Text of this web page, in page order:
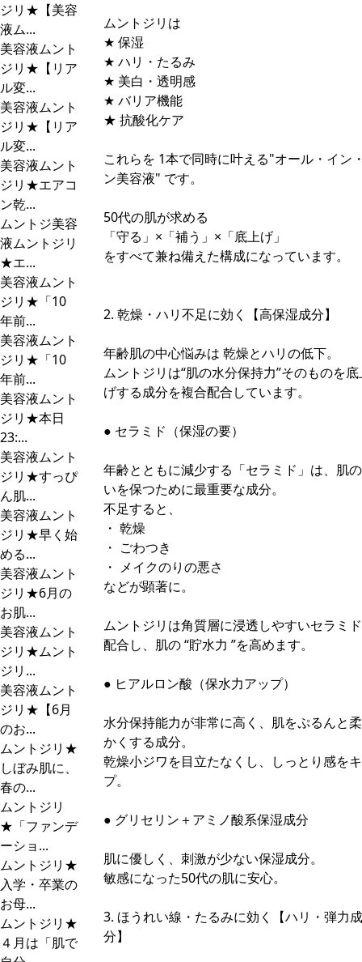
ジリ★【美容
液ム...
美容液ムント
ジリ★【リア
ル変...
美容液ムント
ジリ★【リア
ル変...
美容液ムント
ジリ★エアコ
ン乾...
ムントジ美容
液ムントジリ
★エ...
美容液ムント
ジリ★「10
年前...
美容液ムント
ジリ★「10
年前...
美容液ムント
ジリ★本日
23:...
美容液ムント
ジリ★すっぴ
ん肌...
美容液ムント
ジリ★早く始
める...
美容液ムント
ジリ★6月の
お肌...
美容液ムント
ジリ★ムント
ジリ...
美容液ムント
ジリ★【6月
のお...
ムントジリ★
しぼみ肌に、
春の...
ムントジリ
★「ファンデ
ーショ...
ムントジリ★
入学・卒業の
お母...
ムントジリ★
４月は「肌で
ムントジリは
★ 保湿
★ ハリ・たるみ
★ 美白・透明感
★ バリア機能
★ 抗酸化ケア
これらを 1本で同時に叶える"オール・イン
ン美容液" です。
50代の肌が求める
「守る」×「補う」×「底上げ」
をすべて兼ね備えた構成になっています。
2. 乾燥・ハリ不足に効く【高保湿成分】
年齢肌の中心悩みは 乾燥とハリの低下。
ムントジリは“肌の水分保持力”そのものを
げする成分を複合配合しています。
● セラミド（保湿の要）
年齢とともに減少する「セラミド」は、肌
いを保つために最重要な成分。
不足すると、
・ 乾燥
・ ごわつき
・ メイクのりの悪さ
などが顕著に。
ムントジリは角質層に浸透しやすいセラミ
配合し、肌の “貯水力 ”を高めます。
● ヒアルロン酸（保水力アップ）
水分保持能力が非常に高く、肌をぷるんと
かくする成分。
乾燥小ジワを目立たなくし、しっとり感を
プ。
● グリセリン＋アミノ酸系保湿成分
肌に優しく、刺激が少ない保湿成分。
敏感になった50代の肌に安心。
3. ほうれい線・たるみに効く【ハリ・弾力成
分】